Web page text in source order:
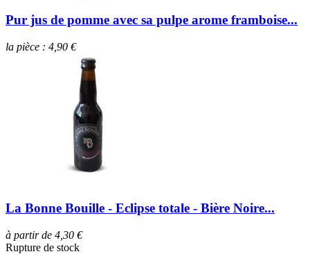
Pur jus de pomme avec sa pulpe arome framboise...
la pièce : 4,90 €
La Bonne Bouille - Eclipse totale - Bière Noire...
à partir de 4,30 €
Rupture de stock